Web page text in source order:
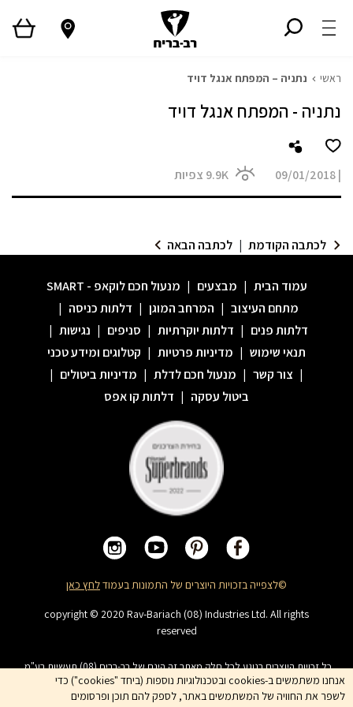
ראשי נתניה – המפתח אנגל דויד
נתניה - המפתח אנגל דויד
|
09/01/2018
9.9K צפיות
לכתבה הקודמת | לכתבה הבאה
עמוד הבית | מבצעים | מנעול חכם לוקאפ - SMART
מתחם העיצוב | המרחב המוגן | דלתות כניסה |
דלתות פנים | דלתות יוקרתיות | סניפים | נגישות |
תנאי שימוש | מדיניות פרטיות | קטלוגים ומידע טכני
| צור קשר | מנעול חכם לדלת | מדיניות ביטולים |
ביטול עסקה | דלתות קו אפס
©לצפייה בזכויות היוצרים של התמונות בעמודלחץ כאן
copyright © 2020 Rav-Bariach (08) Industries Ltd. All rights
reserved
כל זכויות היוצרים בנוגע לכל חלק מאתר זה הינם של רב-בריח (08) תעשיות בע"מ.
האתר מיועד לצפייה בלבד. העתקה, הפצה, שיכפול, פרסום, הצגה, שידור, שינוי, ביצוע
יצירות נגזרות בתוכן המופיע באתר אסור. שמות המוצרים, החברות, השירותים הינם
אנחנו משתמשים ב-cookies ובטכנולוגיות נוספות (ביחד "cookies") כדי
לשפר את החוויה של המשתמשים באתר, לספק להם תוכן ופרסומים